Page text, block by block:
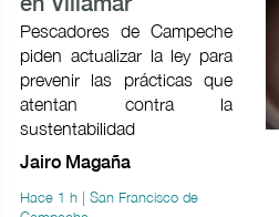
en Villamar
Pescadores de Campeche
piden actualizar la ley para
prevenir las prácticas que
atentan contra la
sustentabilidad
Jairo Magaña
Hace 1 h | San Francisco de